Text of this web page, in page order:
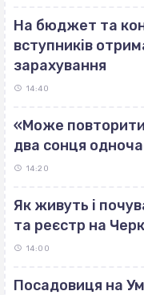
На бюджет та
вступників
зарахування
14:40
«Може
два сонця
14:20
Як живуть і
та реєстр на
14:00
Посадовиця на